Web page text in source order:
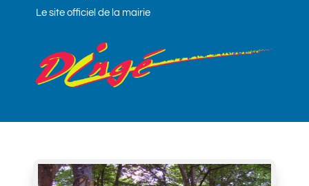
Le site officiel de la mairie